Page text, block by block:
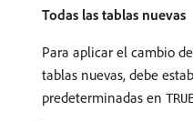
Todas las tablas nuevas
Para aplicar el cambio
tablas nuevas, debe
predeterminadas en